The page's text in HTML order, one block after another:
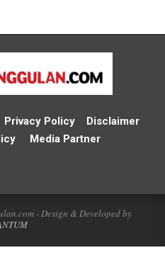
Privacy Policy
Disclaimer
Media Partner
- Design & Developed by